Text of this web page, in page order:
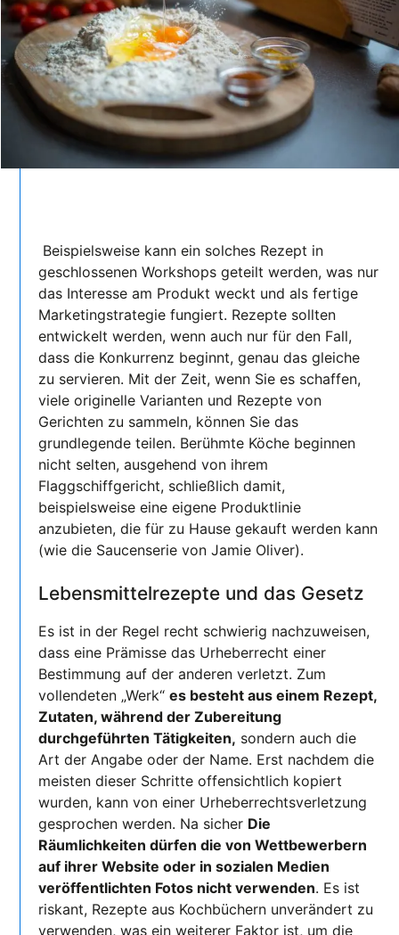
Beispielsweise kann ein solches Rezept in
geschlossenen Workshops geteilt werden, was nur
das Interesse am Produkt weckt und als fertige
Marketingstrategie fungiert. Rezepte sollten
entwickelt werden, wenn auch nur für den Fall,
dass die Konkurrenz beginnt, genau das gleiche
zu servieren. Mit der Zeit, wenn Sie es schaffen,
viele originelle Varianten und Rezepte von
Gerichten zu sammeln, können Sie das
grundlegende teilen. Berühmte Köche beginnen
nicht selten, ausgehend von ihrem
Flaggschiffgericht, schließlich damit,
beispielsweise eine eigene Produktlinie
anzubieten, die für zu Hause gekauft werden kann
(wie die Saucenserie von Jamie Oliver).
Lebensmittelrezepte und das Gesetz
Es ist in der Regel recht schwierig nachzuweisen,
dass eine Prämisse das Urheberrecht einer
Bestimmung auf der anderen verletzt. Zum
vollendeten „Werk“es besteht aus einem Rezept,
Zutaten, während der Zubereitung
durchgeführten Tätigkeiten, sondern auch die
Art der Angabe oder der Name. Erst nachdem die
meisten dieser Schritte offensichtlich kopiert
wurden, kann von einer Urheberrechtsverletzung
gesprochen werden. Na sicher Die
Räumlichkeiten dürfen die von Wettbewerbern
auf ihrer Website oder in sozialen Medien
veröffentlichten Fotos nicht verwenden. Es ist
riskant, Rezepte aus Kochbüchern unverändert zu
verwenden, was ein weiterer Faktor ist, um die